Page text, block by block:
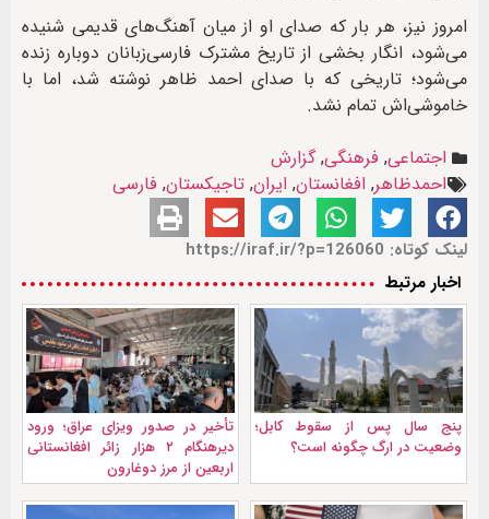
امروز نیز، هر بار که صدای او از میان آهنگ‌های قدیمی شنیده
می‌شود، انگار بخشی از تاریخ مشترک فارسی‌زبانان دوباره زنده
می‌شود؛ تاریخی که با صدای احمد ظاهر نوشته شد، اما با
خاموشی‌اش تمام نشد.
اجتماعی, فرهنگی,گزارش
احمدظاهر, افغانستان, ایران, تاجیکستان, فارسی
لینک کوتاه: https://iraf.ir/?p=126060
اخبار مرتبط
پنج سال پس از سقوط کابل؛
وضعیت در ارگ چگونه است؟
تأخیر در صدور ویزای عراق؛ ورود
دیرهنگام ۲ هزار زائر افغانستانی
اربعین از مرز دوغارون